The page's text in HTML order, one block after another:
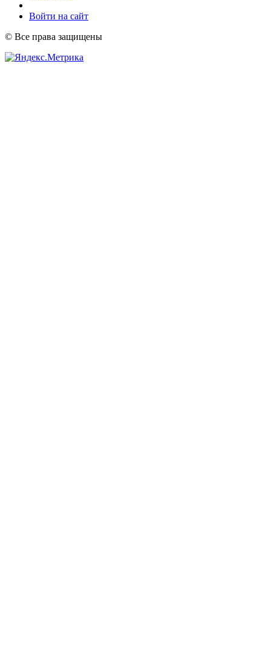
Войти на сайт
© Все права защищены